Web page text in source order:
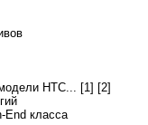
HTC... [1] [2]
End класса